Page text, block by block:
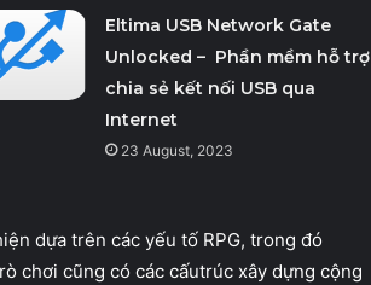
Eltima USB Network Gate
Unlocked – Phần mềm hỗ trợ
chia sẻ kết nối USB qua
Internet
23 August, 2023
dựa trên các yếu tố RPG, trong đó
chơi cũng có các cấutrúc xây dựng cộng